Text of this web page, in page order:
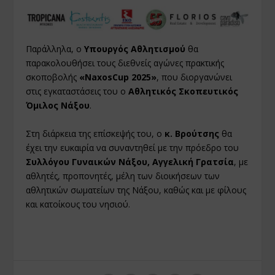
Παράλληλα, οΥπουργός Αθλητισμού θα
παρακολουθήσει τους διεθνείς αγώνες πρακτικής
σκοποβολής «NaxosCup 2025», που διοργανώνει
στις εγκαταστάσεις του οΑθλητικός Σκοπευτικός
Όμιλος Νάξου.
Στη διάρκεια της επίσκεψής του, ο κ. Βρούτσης θα
έχει την ευκαιρία να συναντηθεί με την πρόεδρο του
Συλλόγου Γυναικών Νάξου, Αγγελική Γρατσία, με
αθλητές, προπονητές, μέλη των διοικήσεων των
αθλητικών σωματείων της Νάξου, καθώς και με φίλους
και κατοίκους του νησιού.